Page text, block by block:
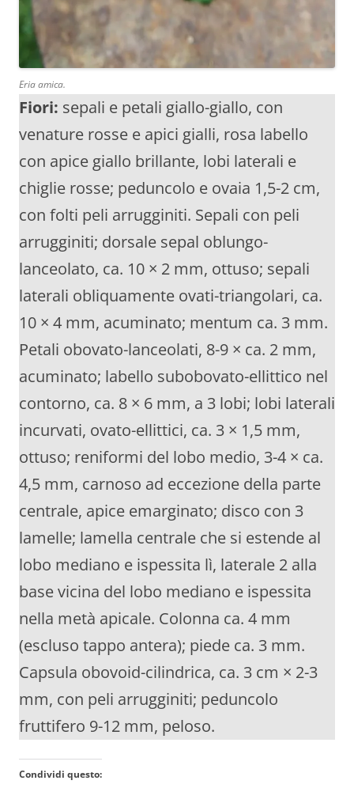
Eria amica.
Fiori: sepali e petali giallo-giallo, con
venature rosse e apici gialli, rosa labello
con apice giallo brillante, lobi laterali e
chiglie rosse; peduncolo e ovaia 1,5-2 cm,
con folti peli arrugginiti. Sepali con peli
arrugginiti; dorsale sepal oblungo-
lanceolato, ca. 10 × 2 mm, ottuso; sepali
laterali obliquamente ovati-triangolari, ca.
10 × 4 mm, acuminato; mentum ca. 3 mm.
Petali obovato-lanceolati, 8-9 × ca. 2 mm,
acuminato; labello subobovato-ellittico nel
contorno, ca. 8 × 6 mm, a 3 lobi; lobi laterali
incurvati, ovato-ellittici, ca. 3 × 1,5 mm,
ottuso; reniformi del lobo medio, 3-4 × ca.
4,5 mm, carnoso ad eccezione della parte
centrale, apice emarginato; disco con 3
lamelle; lamella centrale che si estende al
lobo mediano e ispessita lì, laterale 2 alla
base vicina del lobo mediano e ispessita
nella metà apicale. Colonna ca. 4 mm
(escluso tappo antera); piede ca. 3 mm.
Capsula obovoid-cilindrica, ca. 3 cm × 2-3
mm, con peli arrugginiti; peduncolo
fruttifero 9-12 mm, peloso.
Condividi questo: